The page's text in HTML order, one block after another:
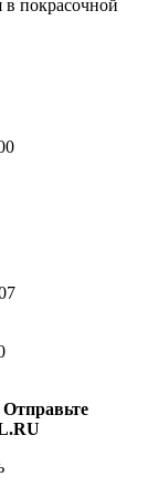
покрасочной
Отправьте